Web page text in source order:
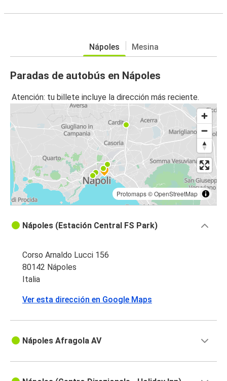
Nápoles Mesina
Paradas de autobús en Nápoles
Atención: tu billete incluye la dirección más reciente.
Protomaps©OpenStreetMap
Nápoles (Estación Central FS Park)
Corso Arnaldo Lucci 156
80142 Nápoles
Italia
Ver esta dirección en Google Maps
Nápoles Afragola AV